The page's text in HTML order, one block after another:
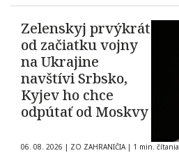
Zelenskyj prvýkrát
od začiatku vojny
na Ukrajine
navštívi Srbsko,
Kyjev ho chce
odpútať od Moskvy
06. 08. 2026 | ZO ZAHRANIČIA | 1 min. čítania